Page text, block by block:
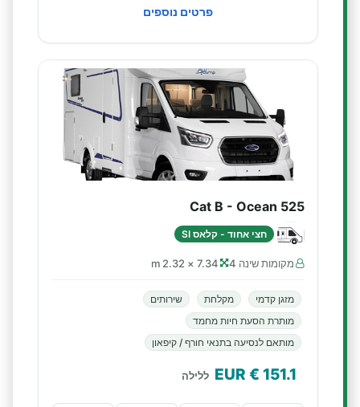
פרטים נוספים
Cat B - Ocean 525
חצי אחוד - קלאס SI
מקומות שינה 4 7.34 × 2.32 m
מזגן קדמי מקלחת
שירותים
מותרת הסעת חיות מחמד
מותאם לנסיעה בתנאי חורף / קיפאון
151.1
€ EUR ללילה